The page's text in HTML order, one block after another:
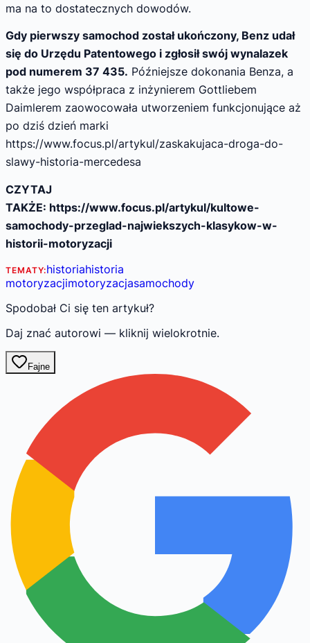
ma na to dostatecznych dowodów.
Gdy pierwszy samochod został ukończony, Benz udał
się do Urzędu Patentowego i zgłosił swój wynalazek
pod numerem 37 435. Późniejsze dokonania Benza, a
także jego współpraca z inżynierem Gottliebem
Daimlerem zaowocowała utworzeniem funkcjonujące aż
po dziś dzień marki
https://www.focus.pl/artykul/zaskakujaca-droga-do-
slawy-historia-mercedesa
CZYTAJ
TAKŻE: https://www.focus.pl/artykul/kultowe-
samochody-przeglad-najwiekszych-klasykow-w-
historii-motoryzacji
TEMATY:historiahistoria
motoryzacjimotoryzacjasamochody
Spodobał Ci się ten artykuł?
Daj znać autorowi — kliknij wielokrotnie.
Fajne